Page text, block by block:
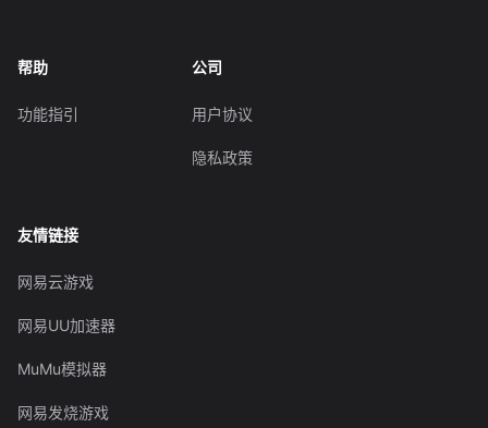
帮助
功能指引
公司
用户协议
隐私政策
友情链接
网易云游戏
网易UU加速器
MuMu模拟器
网易发烧游戏